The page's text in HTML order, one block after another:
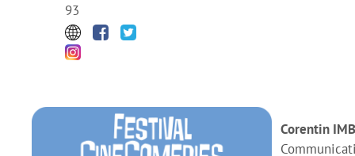
93
Corentin